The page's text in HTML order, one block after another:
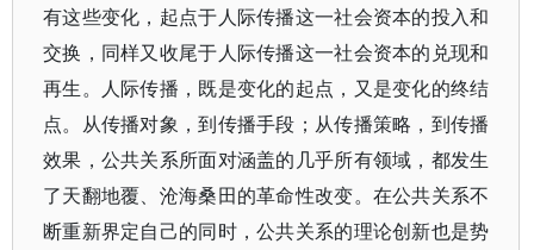
有这些变化，起点于人际传播这一社会资本的投入和
交换，同样又收尾于人际传播这一社会资本的兑现和
再生。人际传播，既是变化的起点，又是变化的终结
点。从传播对象，到传播手段；从传播策略，到传播
效果，公共关系所面对涵盖的几乎所有领域，都发生
了天翻地覆、沧海桑田的革命性改变。在公共关系不
断重新界定自己的同时，公共关系的理论创新也是势